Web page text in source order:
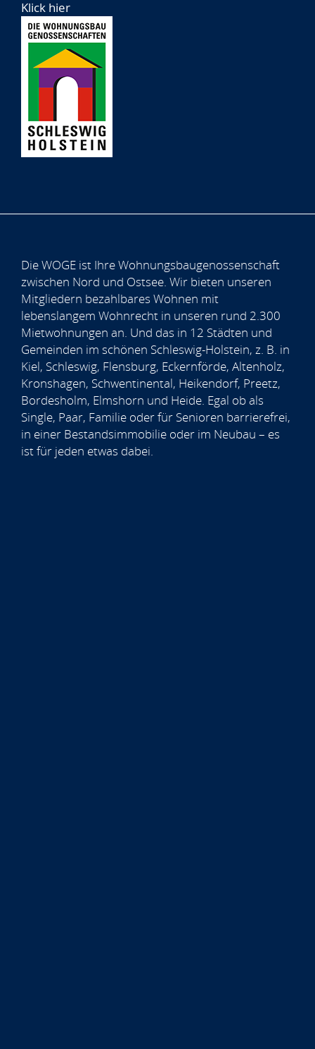
Klick hier
Die WOGE ist Ihre Wohnungsbaugenossenschaft
zwischen Nord und Ostsee. Wir bieten unseren
Mitgliedern bezahlbares Wohnen mit
lebenslangem Wohnrecht in unseren rund 2.300
Mietwohnungen an. Und das in 12 Städten und
Gemeinden im schönen Schleswig-Holstein, z. B. in
Kiel, Schleswig, Flensburg, Eckernförde, Altenholz,
Kronshagen, Schwentinental, Heikendorf, Preetz,
Bordesholm, Elmshorn und Heide. Egal ob als
Single, Paar, Familie oder für Senioren barrierefrei,
in einer Bestandsimmobilie oder im Neubau – es
ist für jeden etwas dabei.